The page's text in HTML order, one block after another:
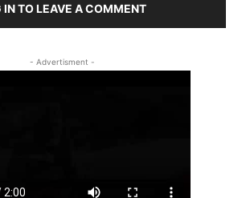
IN TO LEAVE A COMMENT
- Advertisment -